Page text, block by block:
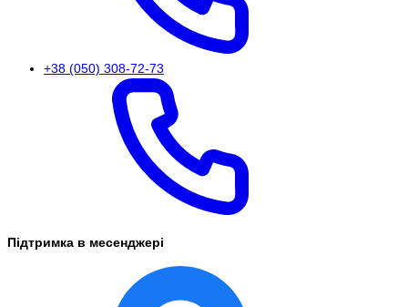
+38 (050) 308-72-73
Підтримка в месенджері